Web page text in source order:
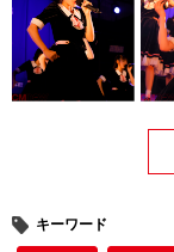
キーワード